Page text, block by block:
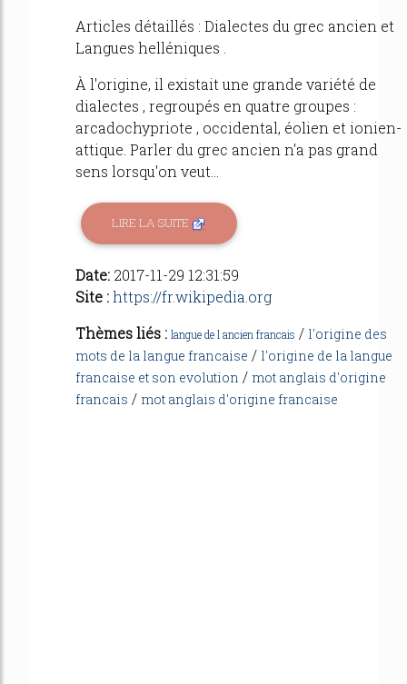
Articles détaillés : Dialectes du grec ancien et
Langues helléniques .
À l'origine, il existait une grande variété de
dialectes , regroupés en quatre groupes :
arcadochypriote , occidental, éolien et ionien-
attique. Parler du grec ancien n'a pas grand
sens lorsqu'on veut...
LIRE LA SUITE
Date: 2017-11-29 12:31:59
Site :https://fr.wikipedia.org
Thèmes liés : langue de l ancien francais / l'origine des
mots de la langue francaise / l'origine de la langue
francaise et son evolution / mot anglais d'origine
francais / mot anglais d'origine francaise